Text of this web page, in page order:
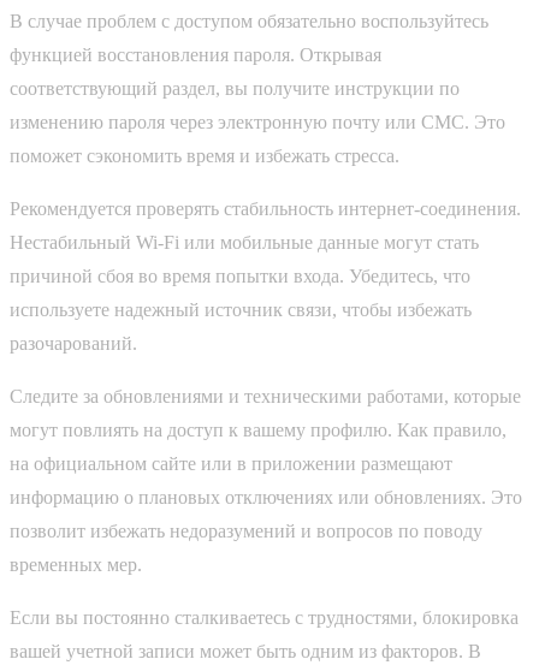
В случае проблем с доступом обязательно воспользуйтесь
функцией восстановления пароля. Открывая
соответствующий раздел, вы получите инструкции по
изменению пароля через электронную почту или СМС. Это
поможет сэкономить время и избежать стресса.
Рекомендуется проверять стабильность интернет-соединения.
Нестабильный Wi-Fi или мобильные данные могут стать
причиной сбоя во время попытки входа. Убедитесь, что
используете надежный источник связи, чтобы избежать
разочарований.
Следите за обновлениями и техническими работами, которые
могут повлиять на доступ к вашему профилю. Как правило,
на официальном сайте или в приложении размещают
информацию о плановых отключениях или обновлениях. Это
позволит избежать недоразумений и вопросов по поводу
временных мер.
Если вы постоянно сталкиваетесь с трудностями, блокировка
вашей учетной записи может быть одним из факторов. В